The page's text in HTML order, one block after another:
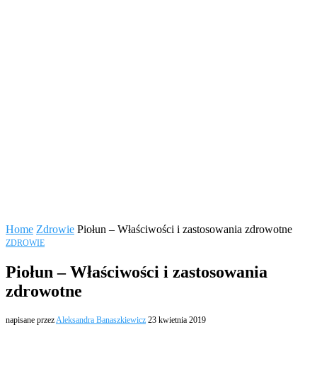
Home Zdrowie Piołun – Właściwości i zastosowania zdrowotne
ZDROWIE
Piołun – Właściwości i zastosowania
zdrowotne
napisane przezAleksandra Banaszkiewicz 23 kwietnia 2019